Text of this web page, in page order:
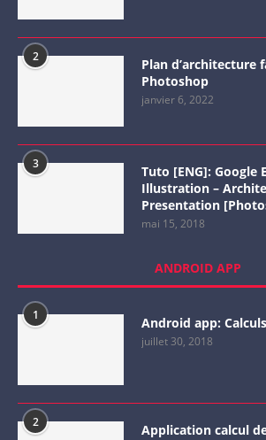
2
Plan d’architecture
Photoshop
janvier 6, 2022
3
Tuto [ENG]: Google
Illustration –
Presentation
mai 15, 2018
ANDROID APP
1 Android app:
juillet 30, 2018
2 Application calcul